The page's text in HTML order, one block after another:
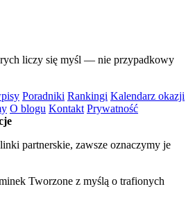
liczy się myśl — nie przypadkowy
Poradniki Rankingi Kalendarz okazji
O blogu Kontakt Prywatność
partnerskie, zawsze oznaczymy je
Tworzone z myślą o trafionych